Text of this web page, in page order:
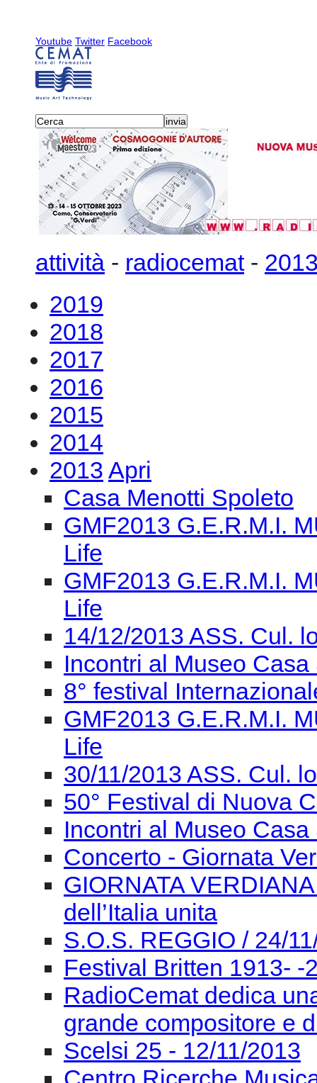
Youtube Twitter Facebook
attività - radiocemat-
2019
2018
2017
2016
2015
2014
2013 Apri
Casa Menotti Spoleto
GMF2013 G.E.R.M.I.
Life
GMF2013 G.E.R.M.I.
Life
14/12/2013 ASS. Cul.
Incontri al Museo
8° festival
GMF2013 G.E.R.M.I.
Life
30/11/2013 ASS. Cul.
50° Festival di Nuova
Incontri al Museo
Concerto - Giornata
GIORNATA
dell’Italia unita
S.O.S. REGGIO / 24/
Festival Britten 1913-
RadioCemat dedica
grande compositore e
Scelsi 25 - 12/11/2013